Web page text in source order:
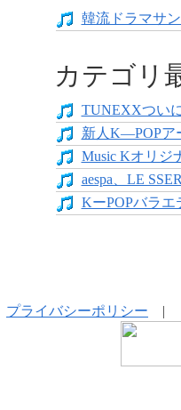
韓流ドラマサ
カテゴリ
TUNEXXつい
新人K―POPア
Music Kオリジ
aespa、LE
KーPOPバラエ
プライバシーポリシー